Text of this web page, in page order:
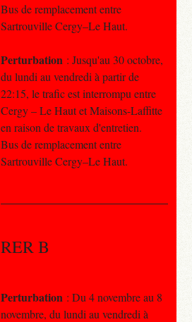
Bus de remplacement entre
Sartrouville Cergy–Le Haut.
Perturbation : Jusqu'au 30 octobre,
du lundi au vendredi à partir de
22:15, le trafic est interrompu entre
Cergy – Le Haut et Maisons-Laffitte
en raison de travaux d'entretien.
Bus de remplacement entre
Sartrouville Cergy–Le Haut.
RER B
Perturbation : Du 4 novembre au 8
novembre, du lundi au vendredi à